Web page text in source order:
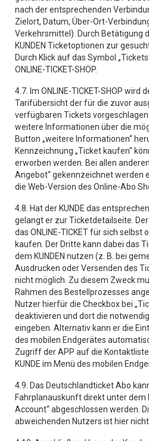
nach der entsprechenden
Zielort, Datum, Über-Ort-
Verkehrsmittel). Durch Betätigung
KUNDEN Ticketoptionen zur
Durch Klick auf das Symbol
ONLINE-TICKET-SHOP.
4.7. Im ONLINE-TICKET-SHOP wird
Tarifübersicht der für die zuvor
verfügbaren Tickets
weitere Informationen über die
Button „weitere Informationen“
Kennzeichnung „Ticket kaufen“
erworben werden. Bei allen
Angebot“ gekennzeichnet werden
die Web-Version des Online-Abo
4.8. Hat der KUNDE das
gelangt er zur Ticketdetailseite. Der
das ONLINE-TICKET für sich selbst
kaufen. Der Dritte kann dabei das
dem KUNDEN nutzen (z. B. bei
Ausdrucken oder Versenden des
nicht möglich. Zu diesem Zweck
Rahmen des Bestellprozesses
Nutzer hierfür die Checkbox bei
deaktivieren und dort die
eingeben. Alternativ kann er die
des mobilen Endgerätes
Zugriff der APP auf die
KUNDE im Menü des mobilen
4.9. Das Deutschlandticket Abo
Fahrplanauskunft direkt unter dem
Account“ abgeschlossen werden.
abweichenden Nutzers ist hier nicht